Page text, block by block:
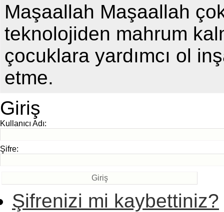
Maşaallah Maşaallah
teknolojiden mahrum
çocuklara yardımcı ol
etme.
Giriş
Kullanıcı Adı:
Şifre:
Şifrenizi mi kaybettiniz?